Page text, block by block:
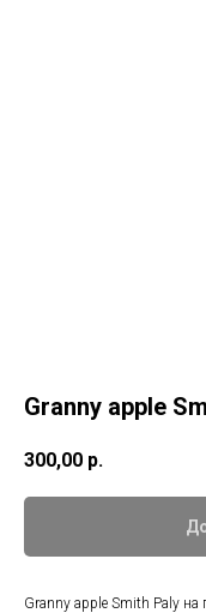
Granny apple
300,00 р.
Granny apple Smith Paly на